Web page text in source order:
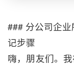
### 分公司企
记步骤
嗨，朋友们。